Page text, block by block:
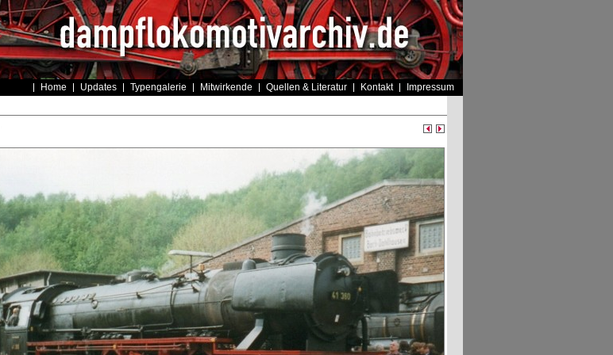
Home Updates Typengalerie Mitwirkende Quellen & Literatur Kontakt Impressum